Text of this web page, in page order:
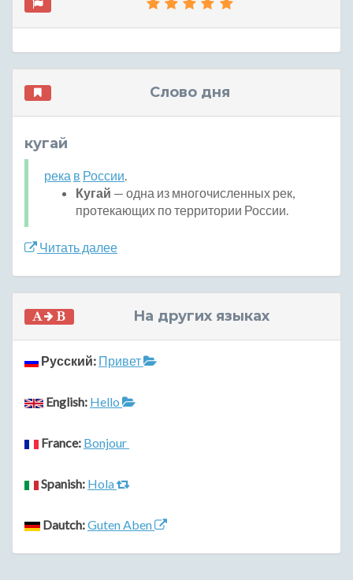
Слово дня
кугай
река в России.
Кугай — одна из многочисленных рек,
протекающих по территории России.
Читать далее
На других языках
Русский: Привет
English: Hello
France: Bonjour
Spanish: Hola
Dautch:Guten Aben